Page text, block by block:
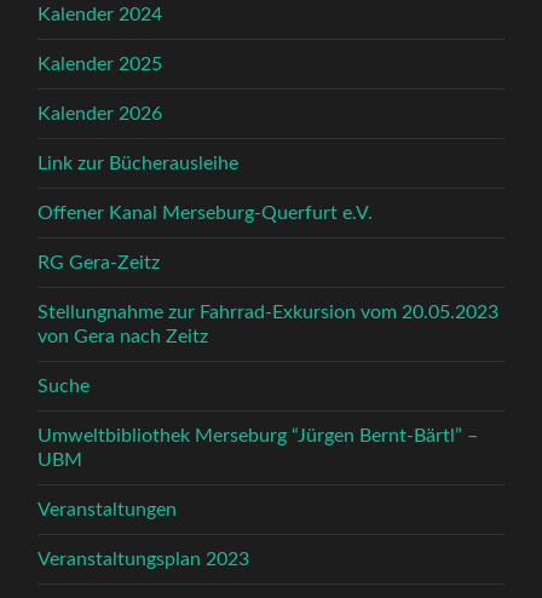
Kalender 2024
Kalender 2025
Kalender 2026
Link zur Bücherausleihe
Offener Kanal Merseburg-Querfurt e.V.
RG Gera-Zeitz
Stellungnahme zur Fahrrad-Exkursion vom 20.05.2023
von Gera nach Zeitz
Suche
Umweltbibliothek Merseburg “Jürgen Bernt-Bärtl” –
UBM
Veranstaltungen
Veranstaltungsplan 2023